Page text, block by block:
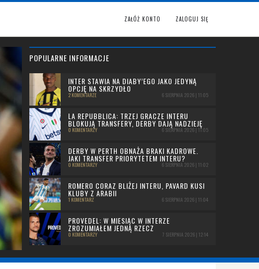
ZAŁÓŻ KONTO ZALOGUJ SIĘ
POPULARNE INFORMACJE
INTER STAWIA NA DIABY’EGO JAKO JEDYNĄ
OPCJĘ NA SKRZYDŁO
2 KOMENTARZE 6 SIERPNIA 2026 | 11:05
LA REPUBBLICA: TRZEJ GRACZE INTERU
BLOKUJĄ TRANSFERY, DERBY DAJĄ NADZIEJĘ
0 KOMENTARZY 6 SIERPNIA 2026 | 11:05
DERBY W PERTH OBNAŻA BRAKI KADROWE.
JAKI TRANSFER PRIORYTETEM INTERU?
0 KOMENTARZY 6 SIERPNIA 2026 | 11:02
ROMERO CORAZ BLIŻEJ INTERU, PAVARD KUSI
KLUBY Z ARABII
1 KOMENTARZ 6 SIERPNIA 2026 | 11:04
PROVEDEL: W MIESIĄC W INTERZE
ZROZUMIAŁEM JEDNĄ RZECZ
0 KOMENTARZY 7 SIERPNIA 2026 | 12:14